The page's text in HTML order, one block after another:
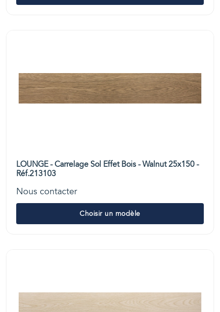
LOUNGE - Carrelage Sol Effet Bois - Walnut 25x150 -
Réf.213103
Nous contacter
Choisir un modèle